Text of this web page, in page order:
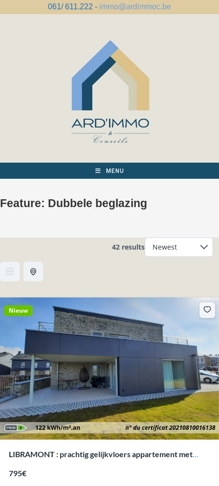
061/ 611.222 - immo@ardimmoc.be
MENU
Feature: Dubbele beglazing
42 results
Nieuw
LIBRAMONT : prachtig gelijkvloers appartement met
795€